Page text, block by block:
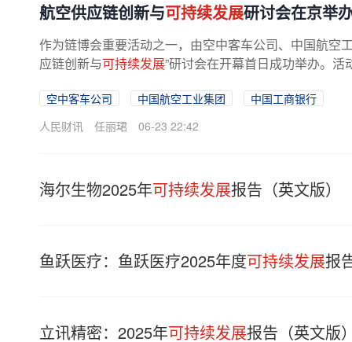
航空供应链创新与可持续发展研讨会在京举
作为链博会重要活动之一，由空中客车公司、中国航
应链创新与可持续发展”研讨会在开幕首日成功举办。
空中客车公司 中国航空工业集团
中国工商银行
人民财讯
任丽珺 06-23 22:42
海尔生物2025年可持续发展报告（英文版）
鱼跃医疗：鱼跃医疗2025年度可持续发展报
立讯精密：2025年可持续发展报告（英文版